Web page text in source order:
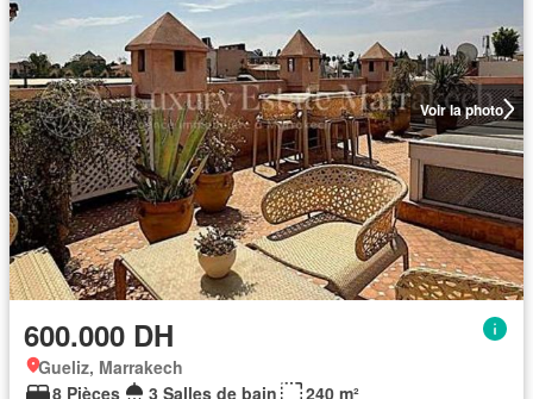
Voir la photo
600.000 DH
Gueliz, Marrakech
8 Pièces
3 Salles de bain 240 m²